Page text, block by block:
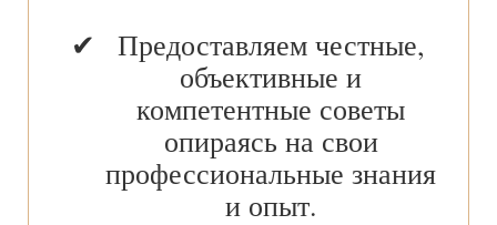
Предоставляем честные,
объективные и
компетентные советы
опираясь на свои
профессиональные знания
и опыт.